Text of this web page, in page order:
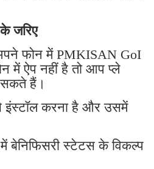
जरिए
फोन में PMKISAN GoI
में ऐप नहीं है तो आप प्ले
सकते हैं।
करना है और उसमें
में बेनिफिसरी स्टेटस के विकल्प